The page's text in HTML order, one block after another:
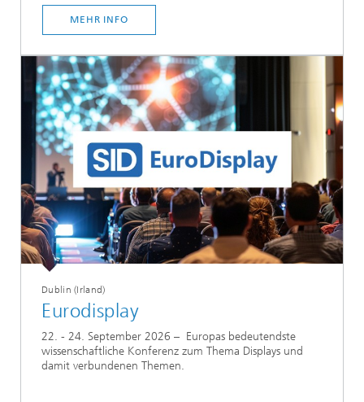
MEHR INFO
Dublin (Irland)
Eurodisplay
22. - 24. September 2026 – Europas bedeutendste
wissenschaftliche Konferenz zum Thema Displays und
damit verbundenen Themen.